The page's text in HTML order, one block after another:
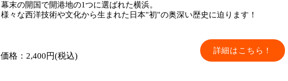
幕末の開国で開港地の1つに選ばれた横浜。
様々な西洋技術や文化から生まれた日本"初"の奥深い歴史に迫ります！
​価格：2,400円(税込)
詳細はこちら！